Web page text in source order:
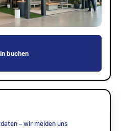
buchen
– wir melden uns